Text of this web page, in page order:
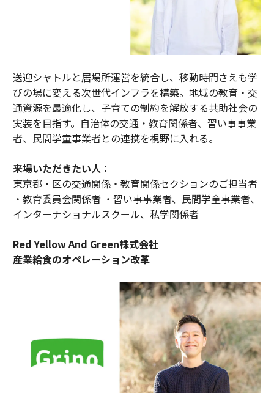
送迎シャトルと居場所運営を統合し、移動時間さえも学
びの場に変える次世代インフラを構築。地域の教育・交
通資源を最適化し、子育ての制約を解放する共助社会の
実装を目指す。自治体の交通・教育関係者、習い事事業
者、民間学童事業者との連携を視野に入れる。
来場いただきたい人：
東京都・区の交通関係・教育関係セクションのご担当者
・教育委員会関係者 ・習い事事業者、民間学童事業者、
インターナショナルスクール、私学関係者
Red Yellow And Green株式会社
産業給食のオペレーション改革